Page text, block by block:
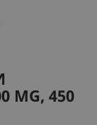
MG, 450